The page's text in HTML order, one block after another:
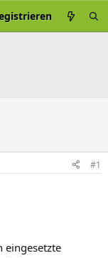
#1
eingesetzte